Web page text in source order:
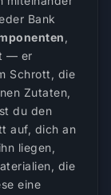
Bank
,
— er
Schrott, die
Zutaten,
du den
auf, dich an
liegen,
die
eine